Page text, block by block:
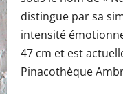
distingue par sa
intensité
47 cm et est
Pinacothèque